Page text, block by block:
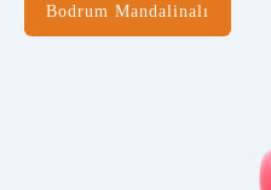
Bodrum Mandalinalı